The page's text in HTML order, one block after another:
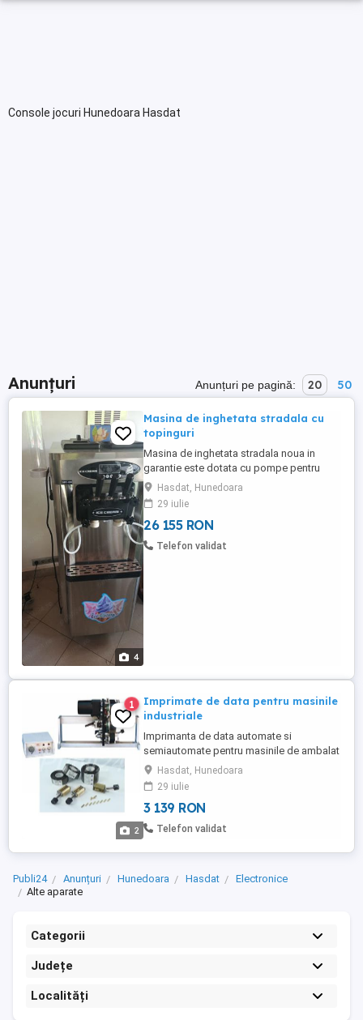
Console jocuri Hunedoara Hasdat
Anunțuri Anunțuri pe pagină: 20 50
4
Masina de inghetata stradala cu
topinguri
Masina de inghetata stradala noua in
garantie este dotata cu pompe pentru
topinguri agitator in cuve garantie 1 an
factura fiscala
Hasdat, Hunedoara
29 iulie
26 155 RON
Telefon validat
2
1
Imprimate de data pentru masinile
industriale
Imprimanta de data automate si
semiautomate pentru masinile de ambalat
verticale si orizontale
Hasdat, Hunedoara
29 iulie
3 139 RON
Telefon validat
Publi24 Anunțuri Hunedoara Hasdat
Electronice
Alte aparate
Categorii
Județe
Localități